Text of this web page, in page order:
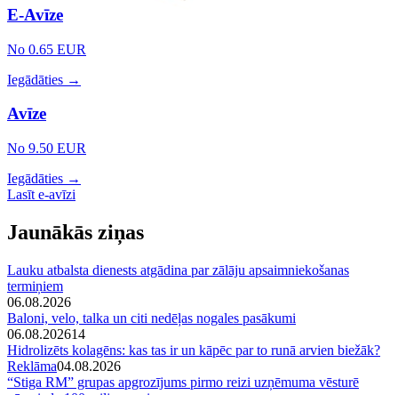
E-Avīze
No 0.65 EUR
Iegādāties →
Avīze
No 9.50 EUR
Iegādāties →
Lasīt e-avīzi
Jaunākās ziņas
Lauku atbalsta dienests atgādina par zālāju apsaimniekošanas
termiņiem
06.08.2026
Baloni, velo, talka un citi nedēļas nogales pasākumi
06.08.202614
Hidrolizēts kolagēns: kas tas ir un kāpēc par to runā arvien biežāk?
Reklāma04.08.2026
“Stiga RM” grupas apgrozījums pirmo reizi uzņēmuma vēsturē